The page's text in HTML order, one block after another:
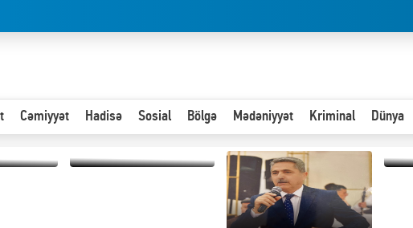
Cəmiyyət Hadisə Sosial Bölgə Mədəniyyət Kriminal Dünya